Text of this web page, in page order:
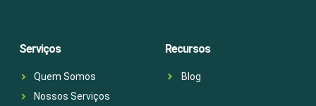
Serviços
Quem Somos
Nossos Serviços
Recursos
Blog